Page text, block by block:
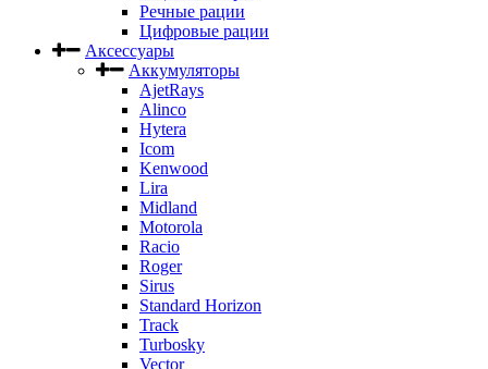
Речные рации
Цифровые рации
Аксессуары
Аккумуляторы
AjetRays
Alinco
Hytera
Icom
Kenwood
Lira
Midland
Motorola
Racio
Roger
Sirus
Standard Horizon
Track
Turbosky
Vector